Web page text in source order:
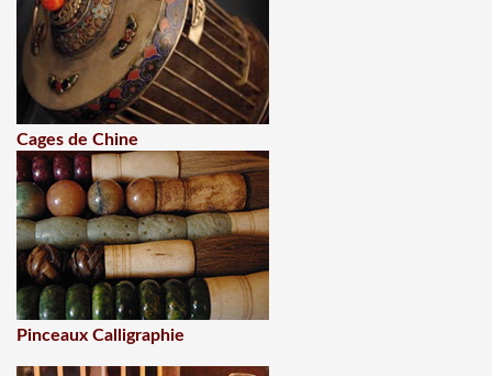
Cages de Chine
Pinceaux Calligraphie